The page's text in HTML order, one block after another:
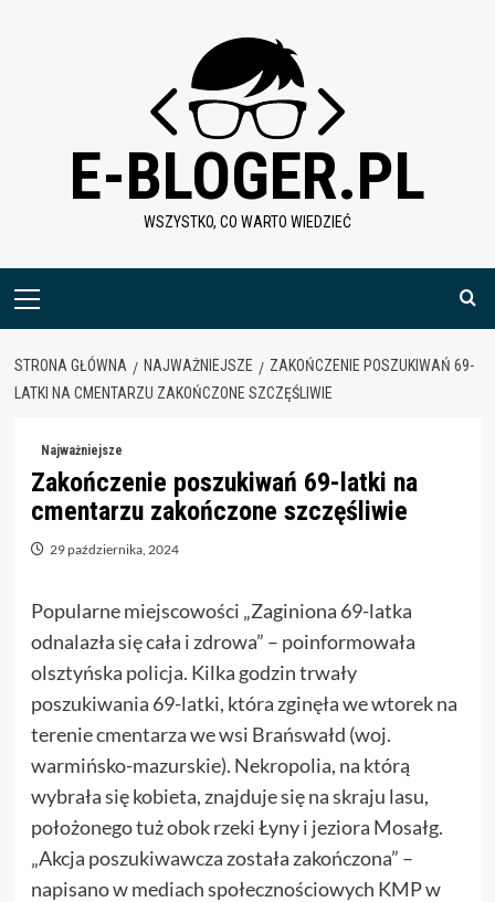
E-BLOGER.PL
WSZYSTKO, CO WARTO WIEDZIEĆ
Menu
STRONA GŁÓWNA NAJWAŻNIEJSZE
ZAKOŃCZENIE POSZUKIWAŃ 69-
LATKI NA CMENTARZU ZAKOŃCZONE SZCZĘŚLIWIE
Najważniejsze
Zakończenie poszukiwań 69-latki na
cmentarzu zakończone szczęśliwie
29 października, 2024
Popularne miejscowości „Zaginiona 69-latka
odnalazła się cała i zdrowa” – poinformowała
olsztyńska policja. Kilka godzin trwały
poszukiwania 69-latki, która zginęła we wtorek na
terenie cmentarza we wsi Brańswałd (woj.
warmińsko-mazurskie). Nekropolia, na którą
wybrała się kobieta, znajduje się na skraju lasu,
położonego tuż obok rzeki Łyny i jeziora Mosałg.
„Akcja poszukiwawcza została zakończona” –
napisano w mediach społecznościowych KMP w